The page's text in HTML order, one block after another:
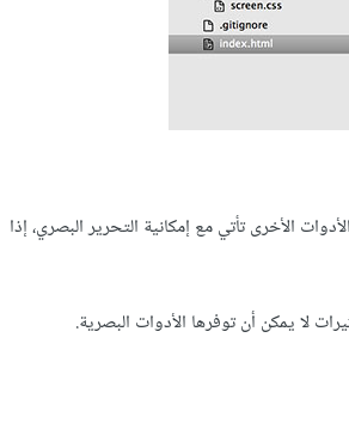
الأخرى تأتي مع إمكانية التحرير البصري، إذا
لا يمكن أن توفرها الأدوات البصرية.